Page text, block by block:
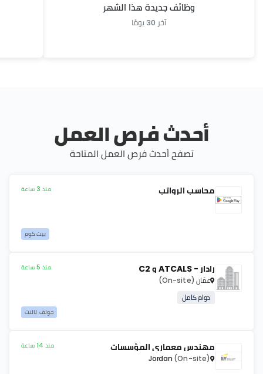
وظائف جديدة هذا الشهر
آخر 30 يومًا
أحدث فرص العمل
تصفح أحدث فرص العمل المتاحة
محاسب الرواتب منذ 3 ساعة
بيت.كوم
رادار - ATCALS و C2
عمّان (On-site)
دوام كامل
منذ 5 ساعة
جولف تالنت
مهندس معماري المؤسسات
Jordan (On-site)
منذ 14 ساعة